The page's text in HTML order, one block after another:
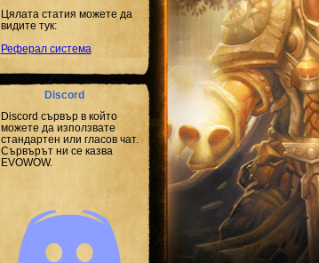
Цялата статия можете да
видите тук:
Реферал система
Discord
Discord сървър в който
можете да използвате
стандартен или гласов чат.
Сървърът ни се казва
EVOWOW.